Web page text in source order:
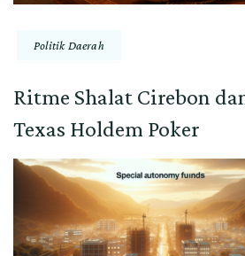
Politik Daerah
Ritme Shalat Cirebon
Texas Holdem Poker